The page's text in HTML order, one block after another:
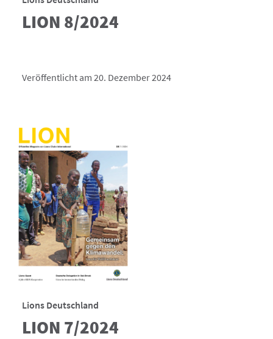
LION 8/2024
Veröffentlicht am 20. Dezember 2024
Lions Deutschland
LION 7/2024